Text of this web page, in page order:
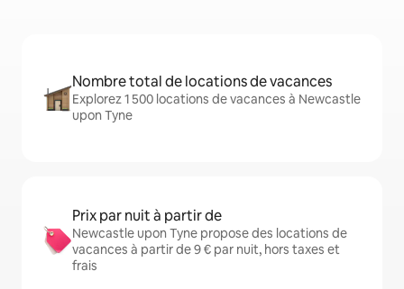
Nombre total de locations de vacances
Explorez 1 500 locations de vacances à Newcastle
upon Tyne
Prix par nuit à partir de
Newcastle upon Tyne propose des locations de
vacances à partir de 9 € par nuit, hors taxes et
frais